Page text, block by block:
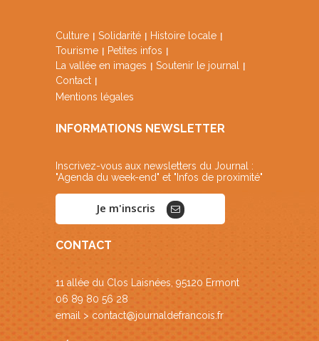
Culture Solidarité
Histoire locale
Tourisme
Petites infos
La vallée en images
Soutenir le journal
Contact
Mentions légales
INFORMATIONS NEWSLETTER
Inscrivez-vous aux newsletters du Journal :
"Agenda du week-end" et "Infos de proximité"
Je m'inscris
CONTACT
11 allée du Clos Laisnées, 95120 Ermont
06 89 80 56 28
email > contact@journaldefrancois.fr